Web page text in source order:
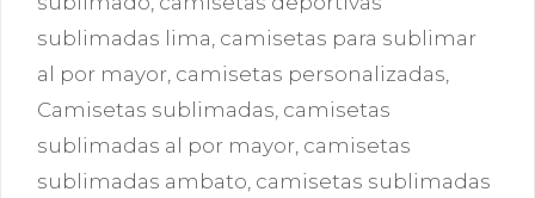
sublimadas lima camisetas para sublimar
al por mayor camisetas personalizadas
Camisetas sublimadas camisetas
sublimadas al por mayor camisetas
sublimadas ambato camisetas sublimadas